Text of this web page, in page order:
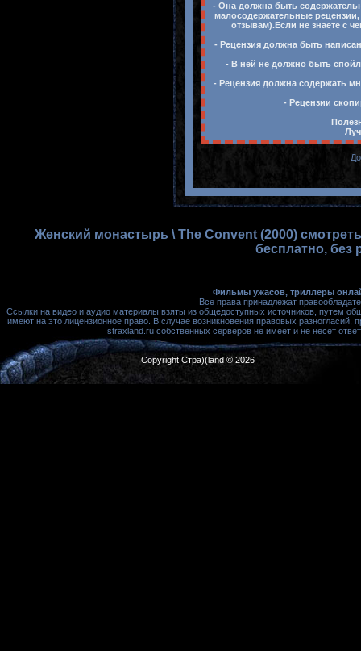
- Она должна быть
малосодержательные
отзывам).Если не знаете с
- Рецензия должна быть
- В ней не должно быть
- Рецензия должна содержать
- Рецензии
Женский монастырь \ The Convent (2000)
бесплатно, без
Фильмы ужасов, триллеры
Все права принадлежат
Ссылки на видео и аудио материалы взяты из общедоступных источников, путем
имеют на это лицензионное право. В случае возникновения правовых
straxland.ru собственных серверов не имеет и не несет
Copyright Стра)(land © 2026